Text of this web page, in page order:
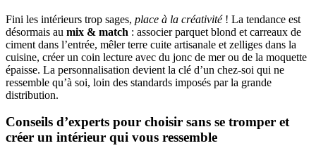
Fini les intérieurs trop sages, place à la créativité! La tendance est
désormais au mix & match : associer parquet blond et carreaux de
ciment dans l’entrée, mêler terre cuite artisanale et zelliges dans la
cuisine, créer un coin lecture avec du jonc de mer ou de la moquette
épaisse. La personnalisation devient la clé d’un chez-soi qui ne
ressemble qu’à soi, loin des standards imposés par la grande
distribution.
Conseils d’experts pour choisir sans se tromper et
créer un intérieur qui vous ressemble